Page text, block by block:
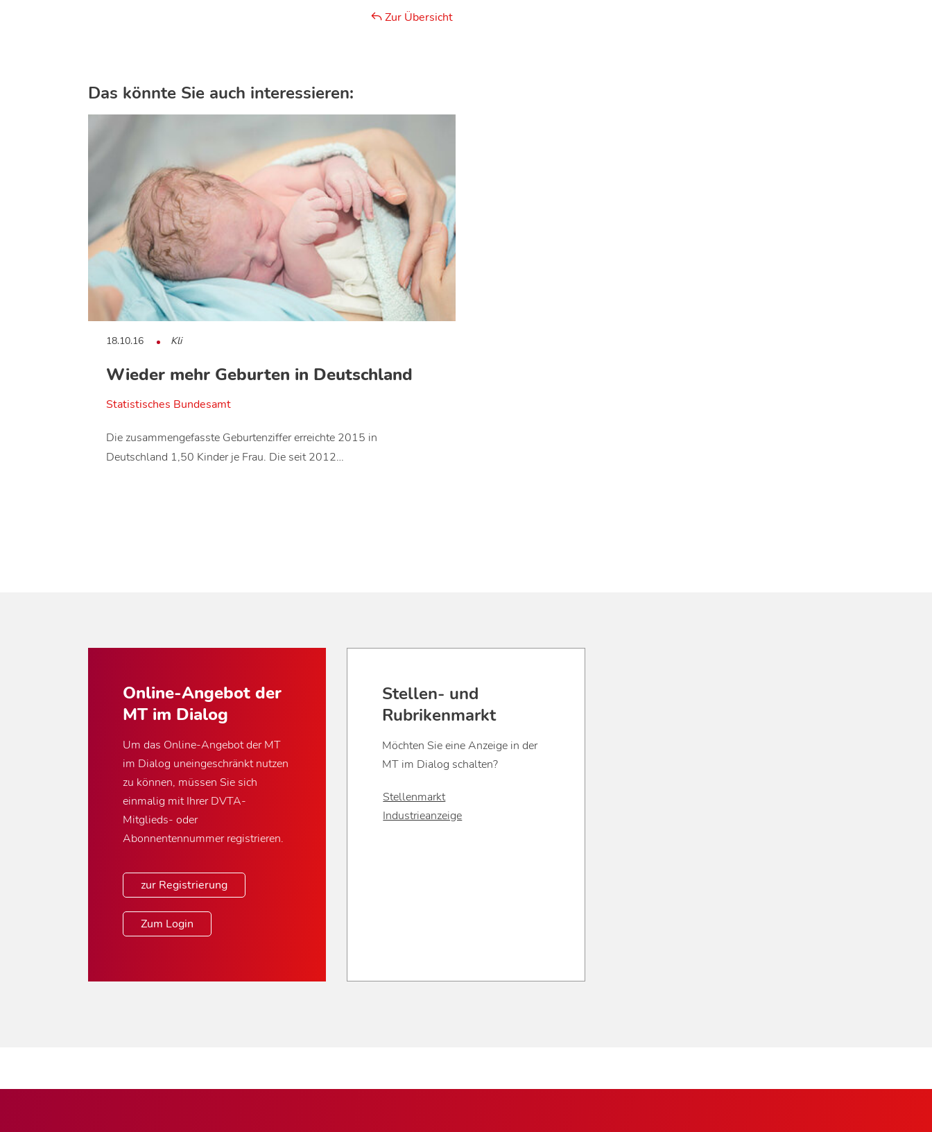
Zur Übersicht
Das könnte Sie auch interessieren:
18.10.16 Kli
Wieder mehr Geburten in Deutschland
Statistisches Bundesamt
Die zusammengefasste Geburtenziffer erreichte 2015 in
Deutschland 1,50 Kinder je Frau. Die seit 2012…
Online-Angebot der
MT im Dialog
Um das Online-Angebot der MT
im Dialog uneingeschränkt nutzen
zu können, müssen Sie sich
einmalig mit Ihrer DVTA-
Mitglieds- oder
Abonnentennummer registrieren.
zur Registrierung
Zum Login
Stellen- und
Rubrikenmarkt
Möchten Sie eine Anzeige in der
MT im Dialog schalten?
Stellenmarkt
Industrieanzeige